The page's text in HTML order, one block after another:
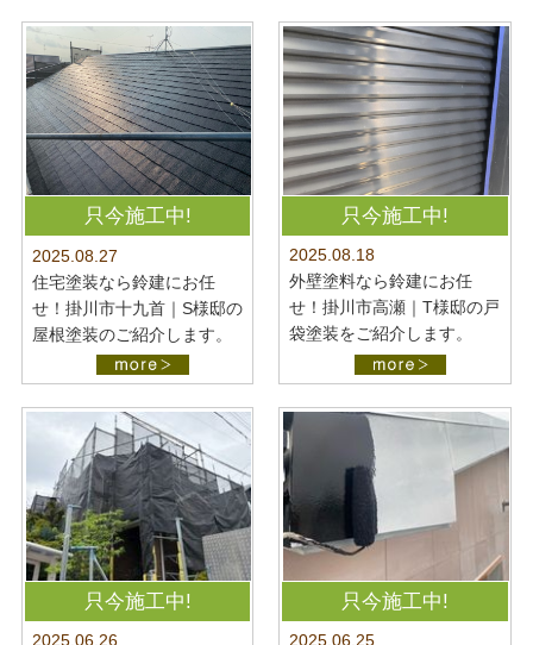
只今施工中!
2025.08.27
住宅塗装なら鈴建にお任
せ！掛川市十九首｜S様邸の
屋根塗装のご紹介します。
只今施工中!
2025.08.18
外壁塗料なら鈴建にお任
せ！掛川市高瀬｜T様邸の戸
袋塗装をご紹介します。
只今施工中!
2025.06.26
只今施工中!
2025.06.25